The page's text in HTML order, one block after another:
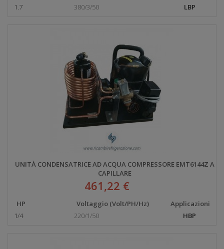
1.7
380/3/50 LBP
UNITÀ CONDENSATRICE AD ACQUA COMPRESSORE EMT6144Z A
CAPILLARE
461,22 €
HP Voltaggio (Volt/PH/Hz)
Applicazioni
1/4
220/1/50 HBP